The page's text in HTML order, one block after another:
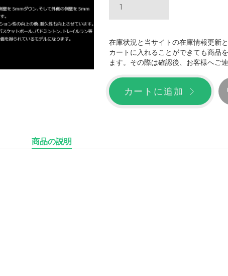
在庫状況と当サイトの在庫情報更新
カートに入れることができても商品
ます。その際は確認後、お客様へご
カートに追加
商品の説明